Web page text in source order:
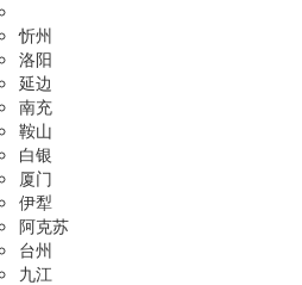
忻州
洛阳
延边
南充
鞍山
白银
厦门
伊犁
阿克苏
台州
九江